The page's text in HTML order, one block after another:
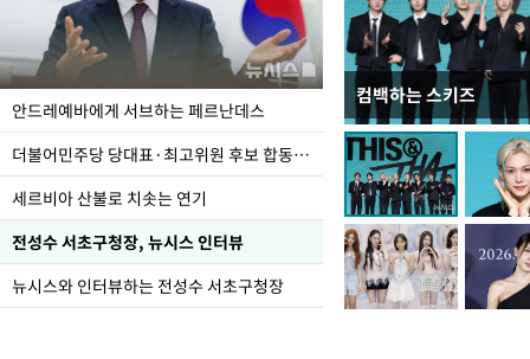
안드레예바에게 서브하는 페르난데스
더불어민주당 당대표·최고위원 후보 합동연설회
세르비아 산불로 치솟는 연기
전성수 서초구청장, 뉴시스 인터뷰
뉴시스와 인터뷰하는 전성수 서초구청장
컴백하는 스키즈
이 대통령, 국가폭력
가 책임지고 치유"